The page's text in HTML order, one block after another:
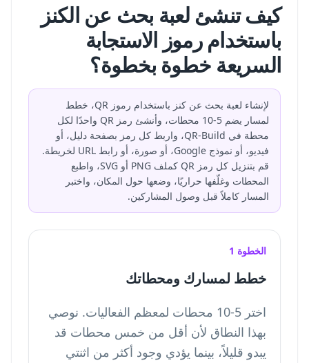
كيف تنشئ لعبة بحث عن الكنز
باستخدام رموز الاستجابة
السريعة خطوة بخطوة؟
لإنشاء لعبة بحث عن كنز باستخدام رموز QR، خطط
لمسار يضم 5-10 محطات، وأنشئ رمز QR واحدًا لكل
محطة في QR-Build، واربط كل رمز بصفحة دليل، أو
فيديو، أو نموذج Google، أو صورة، أو رابط URL لخريطة.
قم بتنزيل كل رمز QR كملف PNG أو SVG، واطبع
المحطات وغلّفها حراريًا، وضعها حول المكان، واختبر
المسار كاملاً قبل وصول المشاركين.
الخطوة 1
خطط لمسارك ومحطاتك
اختر 5-10 محطات لمعظم الفعاليات. نوصي
بهذا النطاق لأن أقل من خمس محطات قد
يبدو قليلاً، بينما يؤدي وجود أكثر من اثنتي